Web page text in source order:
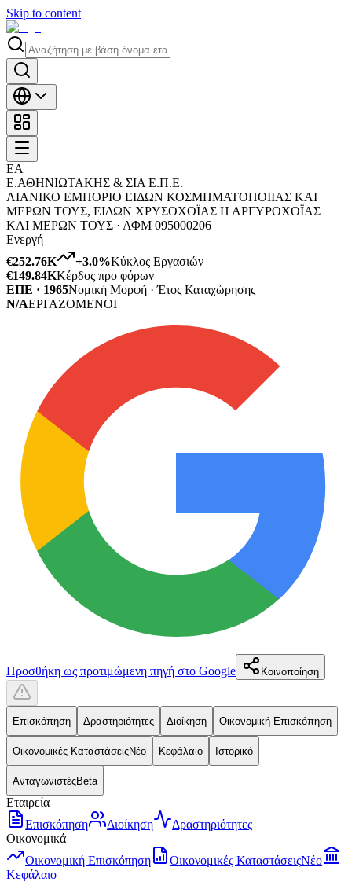
Skip to content
ΕΑ
Ε.ΑΘΗΝΙΩΤΑΚΗΣ & ΣΙΑ Ε.Π.Ε.
ΛΙΑΝΙΚΟ ΕΜΠΟΡΙΟ ΕΙΔΩΝ ΚΟΣΜΗΜΑΤΟΠΟΙΙΑΣ ΚΑΙ
ΜΕΡΩΝ ΤΟΥΣ, ΕΙΔΩΝ ΧΡΥΣΟΧΟΪΑΣ Η ΑΡΓΥΡΟΧΟΪΑΣ
ΚΑΙ ΜΕΡΩΝ ΤΟΥΣ · ΑΦΜ 095000206
Ενεργή
€252.76K
+3.0%Κύκλος Εργασιών
€149.84KΚέρδος προ φόρων
ΕΠΕ · 1965Νομική Μορφή · Έτος Καταχώρησης
N/AΕΡΓΑΖΟΜΕΝΟΙ
Προσθήκη ως προτιμώμενη πηγή στο Google Κοινοποίηση
Επισκόπηση Δραστηριότητες Διοίκηση Οικονομική Επισκόπηση
Οικονομικές ΚαταστάσειςΝέο Κεφάλαιο Ιστορικό
ΑνταγωνιστέςBeta
Εταιρεία
Επισκόπηση
Διοίκηση
Δραστηριότητες
Οικονομικά
Οικονομική Επισκόπηση
Οικονομικές ΚαταστάσειςΝέο
Κεφάλαιο